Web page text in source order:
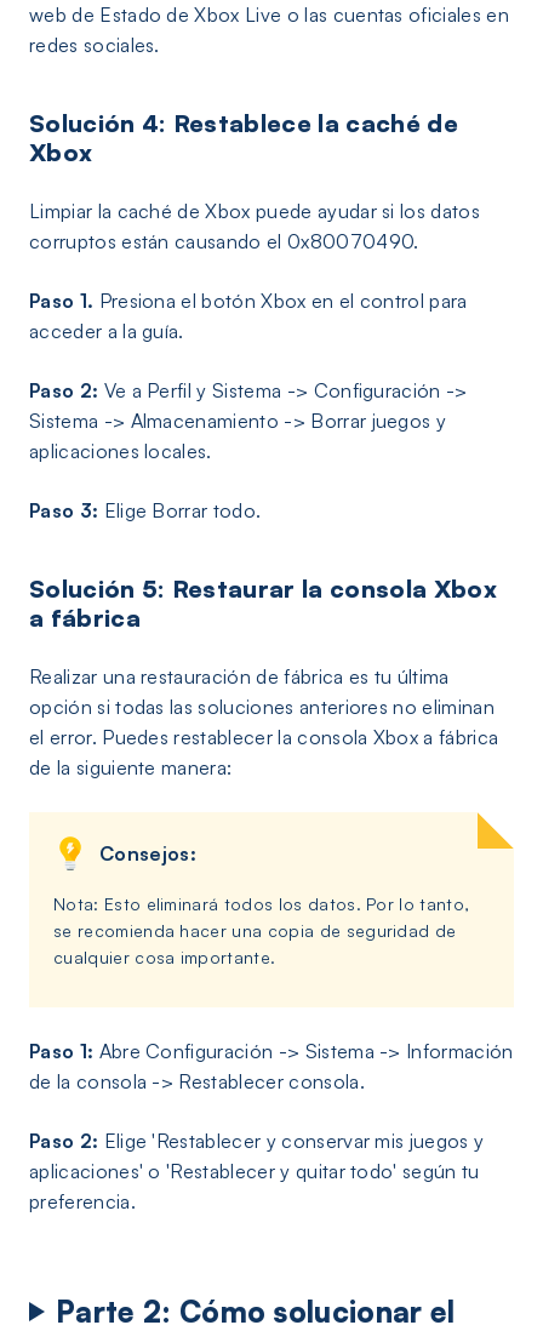
web de Estado de Xbox Live o las cuentas oficiales en
redes sociales.
Solución 4: Restablece la caché de
Xbox
Limpiar la caché de Xbox puede ayudar si los datos
corruptos están causando el 0x80070490.
Paso 1. Presiona el botón Xbox en el control para
acceder a la guía.
Paso 2: Ve a Perfil y Sistema -> Configuración ->
Sistema -> Almacenamiento -> Borrar juegos y
aplicaciones locales.
Paso 3: Elige Borrar todo.
Solución 5: Restaurar la consola Xbox
a fábrica
Realizar una restauración de fábrica es tu última
opción si todas las soluciones anteriores no eliminan
el error. Puedes restablecer la consola Xbox a fábrica
de la siguiente manera:
Consejos:
Nota: Esto eliminará todos los datos. Por lo tanto,
se recomienda hacer una copia de seguridad de
cualquier cosa importante.
Paso 1: Abre Configuración -> Sistema -> Información
de la consola -> Restablecer consola.
Paso 2: Elige 'Restablecer y conservar mis juegos y
aplicaciones' o 'Restablecer y quitar todo' según tu
preferencia.
Parte 2: Cómo solucionar el